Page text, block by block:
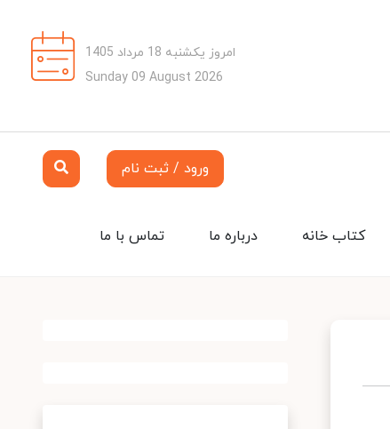
امروز یکشنبه 18 مرداد 1405
Sunday 09 August 2026
ورود / ثبت نام
تماس با ما درباره ما کتاب خانه